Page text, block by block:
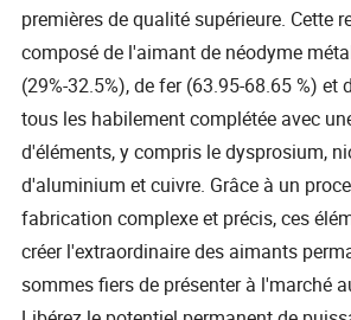
premières de qualité supérieure. Cette
composé de l'aimant de néodyme
(29%-32.5%), de fer (63.95-68.65 %) et
tous les habilement complétée avec
d'éléments, y compris le dysprosium,
d'aluminium et cuivre. Grâce à un
fabrication complexe et précis, ces
créer l'extraordinaire des aimants
sommes fiers de présenter à l'marché